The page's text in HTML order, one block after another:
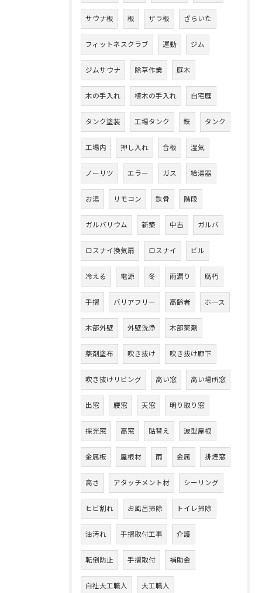
サウナ板 板 ザラ板 ざらいた
フィットネスクラブ 運動 ジム
ジムサウナ 除草作業 庭木
木の手入れ 植木の手入れ 自宅庭
タンク塗装 工場タンク 鉄 タンク
工場内 押し入れ 合板 湿気
ノーリツ エラー ガス 給湯器
お湯 リモコン 鉄骨 階段
ガルバリウム 新築 中古 ガルバ
ロスナイ換気扇 ロスナイ ビル
冷える 電源 冬 雨漏り 腐朽
手摺 バリアフリー 高齢者 ホース
木部外壁 外壁洗浄 木部薬剤
薬剤塗布 吹き抜け 吹き抜け廊下
吹き抜けリビング 高い窓 高い場所窓
出窓 腰窓 天窓 明り取り窓
採光窓 高窓 貼替え 波型屋根
金属板 屋根材 雨 金属 排煙窓
高さ アタッチメント材 シーリング
ヒビ割れ お風呂掃除 トイレ掃除
油汚れ 手摺取付工事 介護
転倒防止 手摺取付 補助金
自社大工職人 大工職人